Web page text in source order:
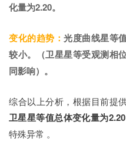
化量为2.20。
变化的趋势： 光度曲线星等
较小。
（卫星星等受观测相
同影响）。
综合以上分析，根据目前提
卫星星等值总体变化量为
特殊异常 。